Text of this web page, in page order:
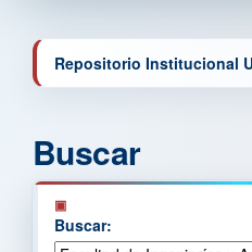
Repositorio Institucional
Buscar
Buscar: